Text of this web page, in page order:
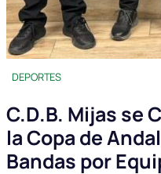
DEPORTES
C.D.B. Mijas se
la Copa de
Bandas por